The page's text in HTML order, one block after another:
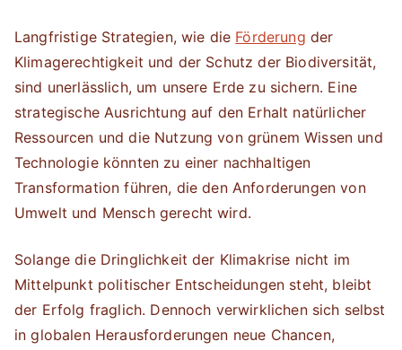
Langfristige Strategien, wie die Förderung der
Klimagerechtigkeit und der Schutz der Biodiversität,
sind unerlässlich, um unsere Erde zu sichern. Eine
strategische Ausrichtung auf den Erhalt natürlicher
Ressourcen und die Nutzung von grünem Wissen und
Technologie könnten zu einer nachhaltigen
Transformation führen, die den Anforderungen von
Umwelt und Mensch gerecht wird.
Solange die Dringlichkeit der Klimakrise nicht im
Mittelpunkt politischer Entscheidungen steht, bleibt
der Erfolg fraglich. Dennoch verwirklichen sich selbst
in globalen Herausforderungen neue Chancen,